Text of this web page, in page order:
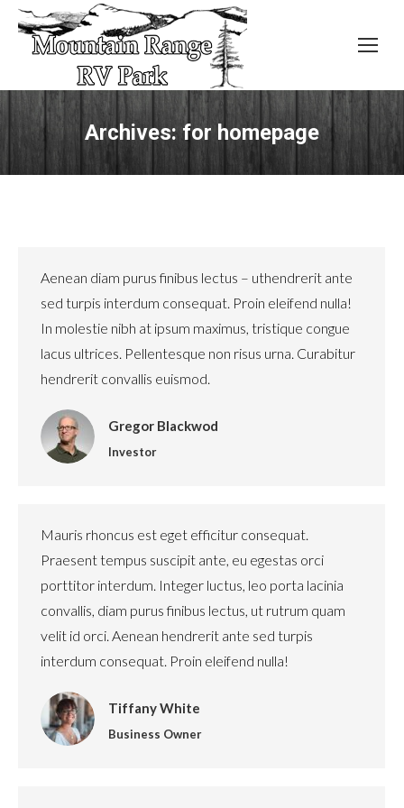
Archives:for homepage
Aenean diam purus finibus lectus – uthendrerit ante
sed turpis interdum consequat. Proin eleifend nulla!
In molestie nibh at ipsum maximus, tristique congue
lacus ultrices. Pellentesque non risus urna. Curabitur
hendrerit convallis euismod.
Gregor Blackwod
Investor
Mauris rhoncus est eget efficitur consequat.
Praesent tempus suscipit ante, eu egestas orci
porttitor interdum. Integer luctus, leo porta lacinia
convallis, diam purus finibus lectus, ut rutrum quam
velit id orci. Aenean hendrerit ante sed turpis
interdum consequat. Proin eleifend nulla!
Tiffany White
Business Owner